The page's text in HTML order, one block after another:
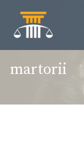
conținut
martorii